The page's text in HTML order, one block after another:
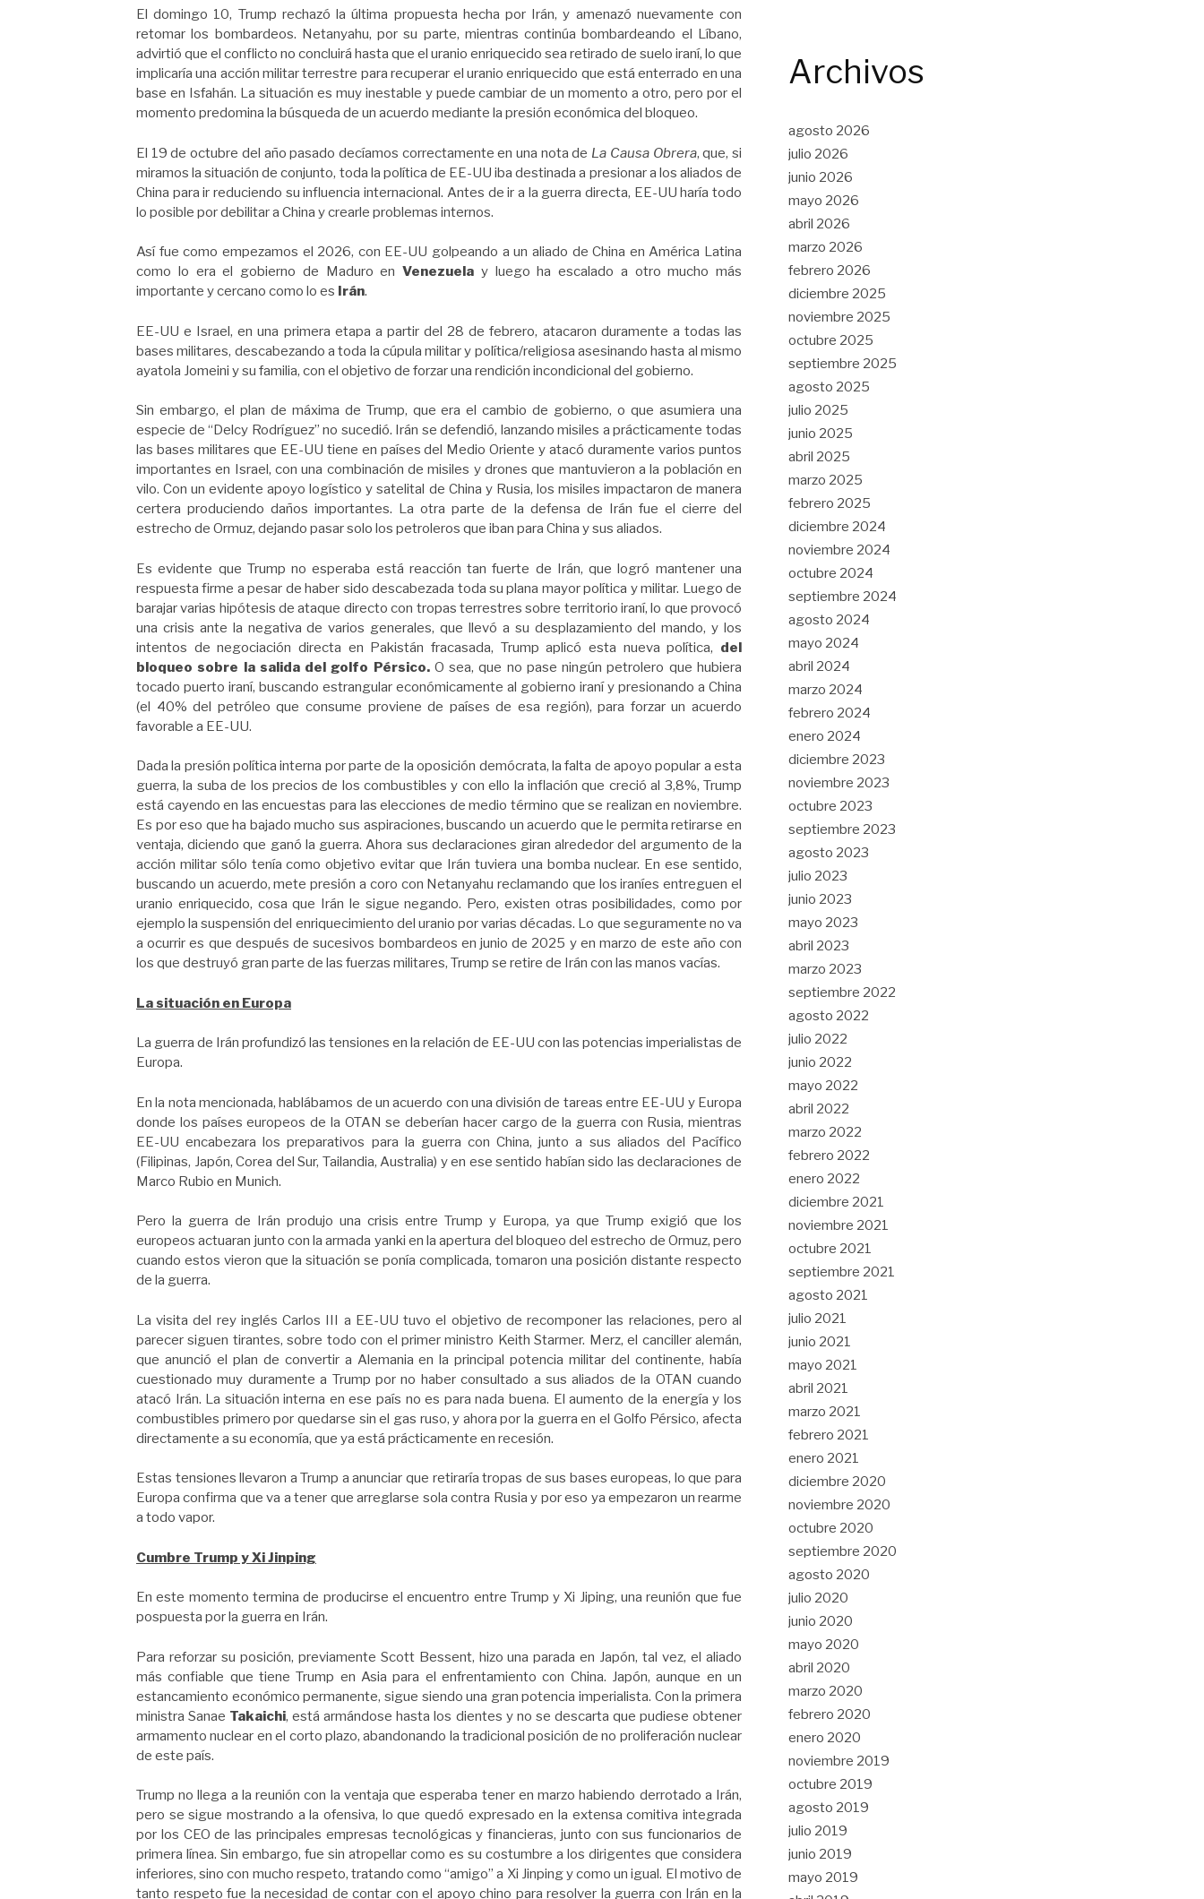
El domingo 10, Trump rechazó la última propuesta hecha por Irán, y amenazó nuevamente con
retomar los bombardeos. Netanyahu, por su parte, mientras continúa bombardeando el Líbano,
advirtió que el conflicto no concluirá hasta que el uranio enriquecido sea retirado de suelo iraní, lo que
implicaría una acción militar terrestre para recuperar el uranio enriquecido que está enterrado en una
base en Isfahán. La situación es muy inestable y puede cambiar de un momento a otro, pero por el
momento predomina la búsqueda de un acuerdo mediante la presión económica del bloqueo.
El 19 de octubre del año pasado decíamos correctamente en una nota de La Causa Obrera, que, si
miramos la situación de conjunto, toda la política de EE-UU iba destinada a presionar a los aliados de
China para ir reduciendo su influencia internacional. Antes de ir a la guerra directa, EE-UU haría todo
lo posible por debilitar a China y crearle problemas internos.
Así fue como empezamos el 2026, con EE-UU golpeando a un aliado de China en América Latina
como lo era el gobierno de Maduro en Venezuela y luego ha escalado a otro mucho más
importante y cercano como lo es Irán.
EE-UU e Israel, en una primera etapa a partir del 28 de febrero, atacaron duramente a todas las
bases militares, descabezando a toda la cúpula militar y política/religiosa asesinando hasta al mismo
ayatola Jomeini y su familia, con el objetivo de forzar una rendición incondicional del gobierno.
Sin embargo, el plan de máxima de Trump, que era el cambio de gobierno, o que asumiera una
especie de “Delcy Rodríguez” no sucedió. Irán se defendió, lanzando misiles a prácticamente todas
las bases militares que EE-UU tiene en países del Medio Oriente y atacó duramente varios puntos
importantes en Israel, con una combinación de misiles y drones que mantuvieron a la población en
vilo. Con un evidente apoyo logístico y satelital de China y Rusia, los misiles impactaron de manera
certera produciendo daños importantes. La otra parte de la defensa de Irán fue el cierre del
estrecho de Ormuz, dejando pasar solo los petroleros que iban para China y sus aliados.
Es evidente que Trump no esperaba está reacción tan fuerte de Irán, que logró mantener una
respuesta firme a pesar de haber sido descabezada toda su plana mayor política y militar. Luego de
barajar varias hipótesis de ataque directo con tropas terrestres sobre territorio iraní, lo que provocó
una crisis ante la negativa de varios generales, que llevó a su desplazamiento del mando, y los
intentos de negociación directa en Pakistán fracasada, Trump aplicó esta nueva política, del
bloqueo sobre la salida del golfo Pérsico. O sea, que no pase ningún petrolero que hubiera
tocado puerto iraní, buscando estrangular económicamente al gobierno iraní y presionando a China
(el 40% del petróleo que consume proviene de países de esa región), para forzar un acuerdo
favorable a EE-UU.
Dada la presión política interna por parte de la oposición demócrata, la falta de apoyo popular a esta
guerra, la suba de los precios de los combustibles y con ello la inflación que creció al 3,8%, Trump
está cayendo en las encuestas para las elecciones de medio término que se realizan en noviembre.
Es por eso que ha bajado mucho sus aspiraciones, buscando un acuerdo que le permita retirarse en
ventaja, diciendo que ganó la guerra. Ahora sus declaraciones giran alrededor del argumento de la
acción militar sólo tenía como objetivo evitar que Irán tuviera una bomba nuclear. En ese sentido,
buscando un acuerdo, mete presión a coro con Netanyahu reclamando que los iraníes entreguen el
uranio enriquecido, cosa que Irán le sigue negando. Pero, existen otras posibilidades, como por
ejemplo la suspensión del enriquecimiento del uranio por varias décadas. Lo que seguramente no va
a ocurrir es que después de sucesivos bombardeos en junio de 2025 y en marzo de este año con
los que destruyó gran parte de las fuerzas militares, Trump se retire de Irán con las manos vacías.
La situación en Europa
La guerra de Irán profundizó las tensiones en la relación de EE-UU con las potencias imperialistas de
Europa.
En la nota mencionada, hablábamos de un acuerdo con una división de tareas entre EE-UU y Europa
donde los países europeos de la OTAN se deberían hacer cargo de la guerra con Rusia, mientras
EE-UU encabezara los preparativos para la guerra con China, junto a sus aliados del Pacífico
(Filipinas, Japón, Corea del Sur, Tailandia, Australia) y en ese sentido habían sido las declaraciones de
Marco Rubio en Munich.
Pero la guerra de Irán produjo una crisis entre Trump y Europa, ya que Trump exigió que los
europeos actuaran junto con la armada yanki en la apertura del bloqueo del estrecho de Ormuz, pero
cuando estos vieron que la situación se ponía complicada, tomaron una posición distante respecto
de la guerra.
La visita del rey inglés Carlos III a EE-UU tuvo el objetivo de recomponer las relaciones, pero al
parecer siguen tirantes, sobre todo con el primer ministro Keith Starmer. Merz, el canciller alemán,
que anunció el plan de convertir a Alemania en la principal potencia militar del continente, había
cuestionado muy duramente a Trump por no haber consultado a sus aliados de la OTAN cuando
atacó Irán. La situación interna en ese país no es para nada buena. El aumento de la energía y los
combustibles primero por quedarse sin el gas ruso, y ahora por la guerra en el Golfo Pérsico, afecta
directamente a su economía, que ya está prácticamente en recesión.
Estas tensiones llevaron a Trump a anunciar que retiraría tropas de sus bases europeas, lo que para
Europa confirma que va a tener que arreglarse sola contra Rusia y por eso ya empezaron un rearme
a todo vapor.
Cumbre Trump y Xi Jinping
En este momento termina de producirse el encuentro entre Trump y Xi Jiping, una reunión que fue
pospuesta por la guerra en Irán.
Para reforzar su posición, previamente Scott Bessent, hizo una parada en Japón, tal vez, el aliado
más confiable que tiene Trump en Asia para el enfrentamiento con China. Japón, aunque en un
estancamiento económico permanente, sigue siendo una gran potencia imperialista. Con la primera
ministra Sanae Takaichi, está armándose hasta los dientes y no se descarta que pudiese obtener
armamento nuclear en el corto plazo, abandonando la tradicional posición de no proliferación nuclear
de este país.
Trump no llega a la reunión con la ventaja que esperaba tener en marzo habiendo derrotado a Irán,
pero se sigue mostrando a la ofensiva, lo que quedó expresado en la extensa comitiva integrada
por los CEO de las principales empresas tecnológicas y financieras, junto con sus funcionarios de
primera línea. Sin embargo, fue sin atropellar como es su costumbre a los dirigentes que considera
inferiores, sino con mucho respeto, tratando como “amigo” a Xi Jinping y como un igual. El motivo de
tanto respeto fue la necesidad de contar con el apoyo chino para resolver la guerra con Irán en la
Archivos
agosto 2026
julio 2026
junio 2026
mayo 2026
abril 2026
marzo 2026
febrero 2026
diciembre 2025
noviembre 2025
octubre 2025
septiembre 2025
agosto 2025
julio 2025
junio 2025
abril 2025
marzo 2025
febrero 2025
diciembre 2024
noviembre 2024
octubre 2024
septiembre 2024
agosto 2024
mayo 2024
abril 2024
marzo 2024
febrero 2024
enero 2024
diciembre 2023
noviembre 2023
octubre 2023
septiembre 2023
agosto 2023
julio 2023
junio 2023
mayo 2023
abril 2023
marzo 2023
septiembre 2022
agosto 2022
julio 2022
junio 2022
mayo 2022
abril 2022
marzo 2022
febrero 2022
enero 2022
diciembre 2021
noviembre 2021
octubre 2021
septiembre 2021
agosto 2021
julio 2021
junio 2021
mayo 2021
abril 2021
marzo 2021
febrero 2021
enero 2021
diciembre 2020
noviembre 2020
octubre 2020
septiembre 2020
agosto 2020
julio 2020
junio 2020
mayo 2020
abril 2020
marzo 2020
febrero 2020
enero 2020
noviembre 2019
octubre 2019
agosto 2019
julio 2019
junio 2019
mayo 2019